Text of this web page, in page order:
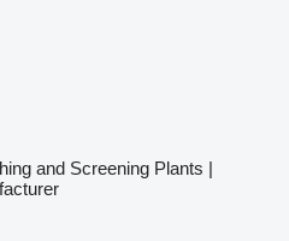
and Screening Plants |